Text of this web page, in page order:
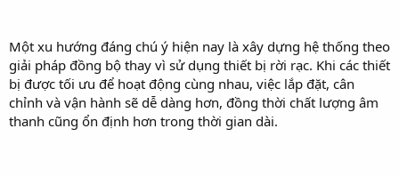
Một xu hướng đáng chú ý hiện nay là xây dựng hệ thống theo
giải pháp đồng bộ thay vì sử dụng thiết bị rời rạc. Khi các thiết
bị được tối ưu để hoạt động cùng nhau, việc lắp đặt, cân
chỉnh và vận hành sẽ dễ dàng hơn, đồng thời chất lượng âm
thanh cũng ổn định hơn trong thời gian dài.